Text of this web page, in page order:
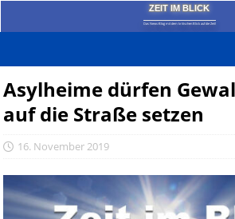
ZEIT IM BLICK
Das News-Blog mit dem kritischen Blick auf die Zeit!
Asylheime dürfen
auf die Straße setzen
16. November 2019